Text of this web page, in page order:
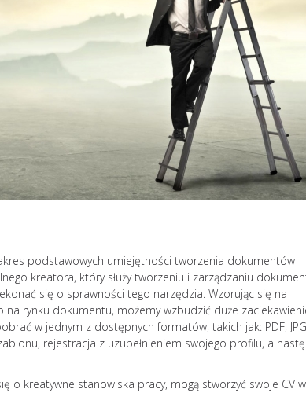
podstawowych umiejętności tworzenia dokumentów
kreatora, który służy tworzeniu i zarządzaniu
się o sprawności tego narzędzia. Wzorując się na
rynku dokumentu, możemy wzbudzić duże
w jednym z dostępnych formatów, takich jak: PDF,
rejestracja z uzupełnieniem swojego profilu, a
o kreatywne stanowiska pracy, mogą stworzyć swoje CV w
Jak uniknąć wypalenia
zawodowego? 10
skutecznych strategii
zatacza
szersze
Burnout jako zespół stresu
psychologicznego
niczym pożar. Prowadzi nie
rozdrażenienia, ale również
niepokój, a nawet prowadzi do